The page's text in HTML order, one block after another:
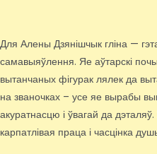
Для Алены Дзянішчык гліна —
самавыяўлення. Яе аўтарскі
вытанчаных фігурак лялек да
на званочках – усе яе вырабы
акуратнасцю і ўвагай да
карпатлівая праца і часцінка